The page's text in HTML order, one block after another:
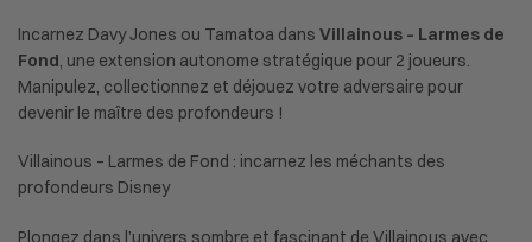
Incarnez Davy Jones ou Tamatoa dans Villainous – Larmes de
Fond, une extension autonome stratégique pour 2 joueurs.
Manipulez, collectionnez et déjouez votre adversaire pour
devenir le maître des profondeurs !
Villainous – Larmes de Fond : incarnez les méchants des
profondeurs Disney
Plongez dans l’univers sombre et fascinant de Villainous avec